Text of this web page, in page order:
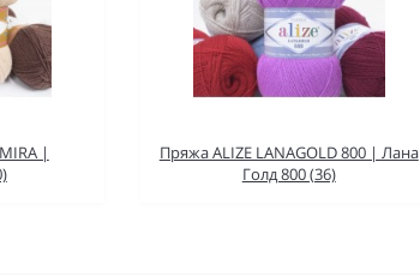
|
Пряжа ALIZE LANAGOLD 800 | Лана
Голд 800 (36)